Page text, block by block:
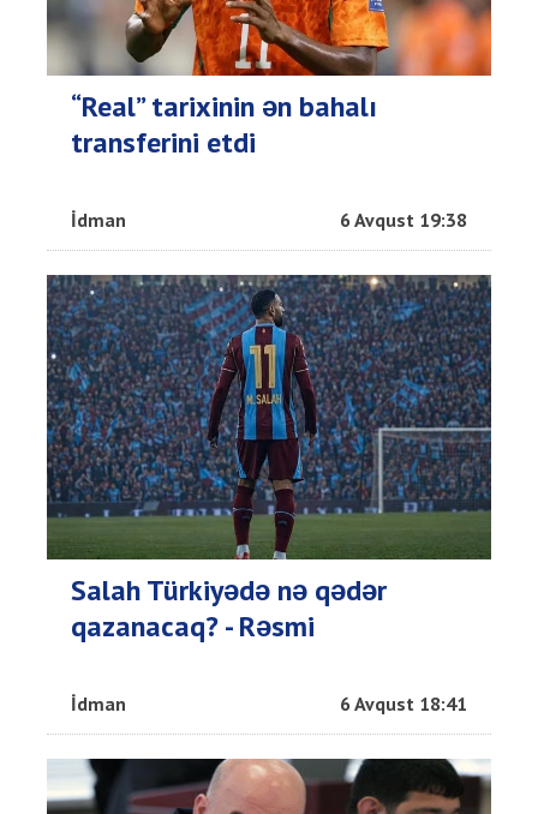
“Real” tarixinin ən bahalı
transferini etdi
İdman 6 Avqust 19:38
Salah Türkiyədə nə qədər
qazanacaq? - Rəsmi
İdman 6 Avqust 18:41